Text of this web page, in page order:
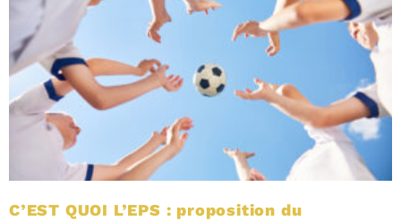
C’EST QUOI L’EPS : proposition du